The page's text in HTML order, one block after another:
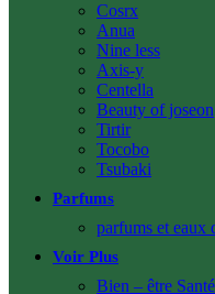
Cosrx
Anua
Nine less
Axis-y
Centella
Beauty of joseon
Tirtir
Tocobo
Tsubaki
Parfums
parfums et eaux
Voir Plus
Bien – être Santé